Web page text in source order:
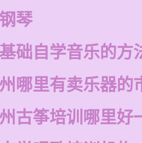
琴
础自学音乐的方
哪里有卖乐器的
古筝培训哪里好